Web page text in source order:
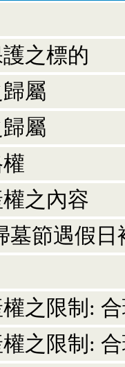
之標的
屬
屬
之內容
墓節遇假日
之限制:
之限制: